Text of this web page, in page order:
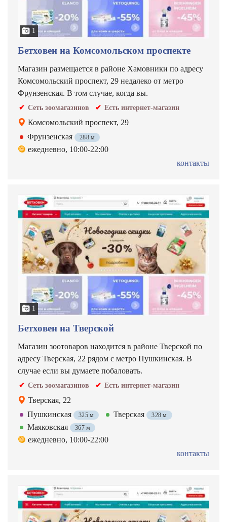
1
Бетховен на Комсомольском проспекте
Магазин размещается в районе Хамовники по адресу
Комсомольский проспект, 29 недалеко от метро
Фрунзенская. В том случае, когда вы.
Сеть зоомагазинов Есть интернет-магазин
Комсомольский проспект, 29
Фрунзенская
288 м
ежедневно, 10:00-22:00
контакты
1
Бетховен на Тверской
Магазин зоотоваров находится в районе Тверской по
адресу Тверская, 22 рядом с метро Пушкинская. В
случае если вы думаете побаловать.
Сеть зоомагазинов Есть интернет-магазин
Тверская, 22
Пушкинская
325 м Тверская 328 м
Маяковская 367 м
ежедневно, 10:00-22:00
контакты